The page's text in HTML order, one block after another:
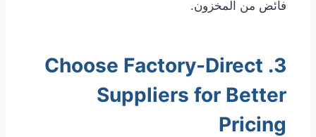
فائض من المخزون.
3. Choose Factory-Direct
Suppliers for Better
Pricing